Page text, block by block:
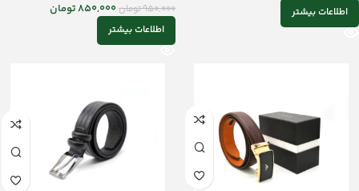
اطلاعات بیشتر 950,000تومان850,000تومان
اطلاعات بیشتر